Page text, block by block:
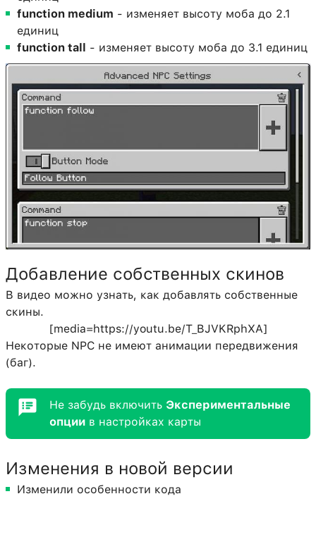
function medium - изменяет высоту моба до 2.1
единиц
function tall - изменяет высоту моба до 3.1 единиц
Добавление собственных скинов
В видео можно узнать, как добавлять собственные
скины.
[media=https://youtu.be/T_BJVKRphXA]
Некоторые NPC не имеют анимации передвижения
(баг).
Не забудь включить Экспериментальные
опции в настройках карты
Изменения в новой версии
Изменили особенности кода